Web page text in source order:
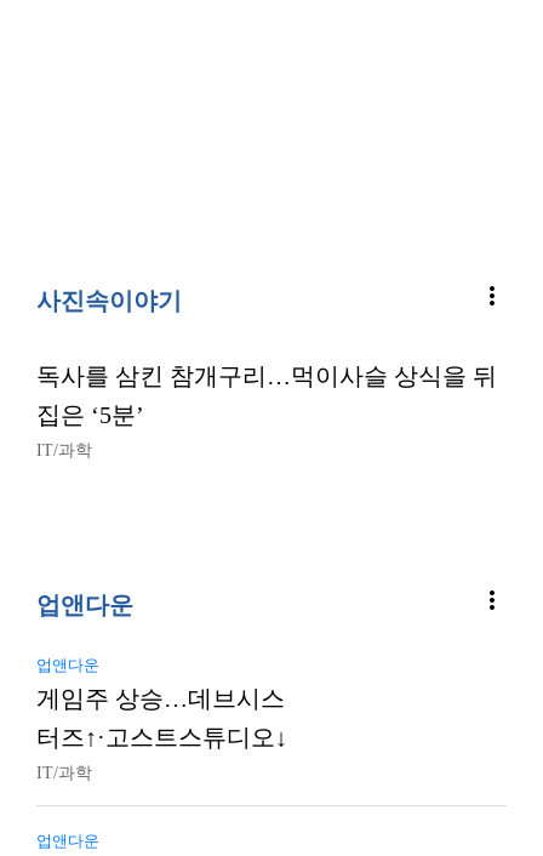
사진속이야기 more_vert
독사를 삼킨 참개구리…먹이사슬 상식을 뒤
집은 ‘5분’
IT/과학
업앤다운 more_vert
업앤다운
게임주 상승…데브시스
터즈↑·고스트스튜디오↓
IT/과학
업앤다운